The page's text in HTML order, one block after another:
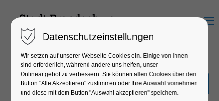
Menu
1. Göhlsdorfer
Höfeflohmarkt
Datenschutzeinstellungen
Wir setzen auf unserer Webseite Cookies ein. Einige von ihnen
sind erforderlich, während andere uns helfen, unser
Onlineangebot zu verbessern. Sie können allen Cookies über den
Button "Alle Akzeptieren" zustimmen oder Ihre Auswahl vornehmen
und diese mit dem Button "Auswahl akzeptieren" speichern.